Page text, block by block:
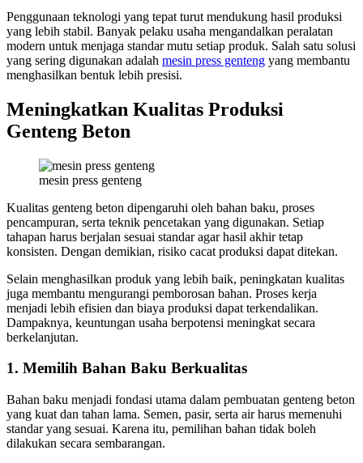
Penggunaan teknologi yang tepat turut mendukung hasil produksi
yang lebih stabil. Banyak pelaku usaha mengandalkan peralatan
modern untuk menjaga standar mutu setiap produk. Salah satu solusi
yang sering digunakan adalah mesin press genteng yang membantu
menghasilkan bentuk lebih presisi.
Meningkatkan Kualitas Produksi
Genteng Beton
mesin press genteng
Kualitas genteng beton dipengaruhi oleh bahan baku, proses
pencampuran, serta teknik pencetakan yang digunakan. Setiap
tahapan harus berjalan sesuai standar agar hasil akhir tetap
konsisten. Dengan demikian, risiko cacat produksi dapat ditekan.
Selain menghasilkan produk yang lebih baik, peningkatan kualitas
juga membantu mengurangi pemborosan bahan. Proses kerja
menjadi lebih efisien dan biaya produksi dapat terkendalikan.
Dampaknya, keuntungan usaha berpotensi meningkat secara
berkelanjutan.
1. Memilih Bahan Baku Berkualitas
Bahan baku menjadi fondasi utama dalam pembuatan genteng beton
yang kuat dan tahan lama. Semen, pasir, serta air harus memenuhi
standar yang sesuai. Karena itu, pemilihan bahan tidak boleh
dilakukan secara sembarangan.